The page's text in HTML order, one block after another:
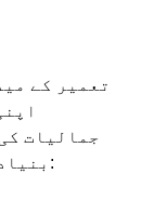
تعمیر کے
جمالیات
بنیادی جزو بن گیا ہے۔ مثال کے طور پر: